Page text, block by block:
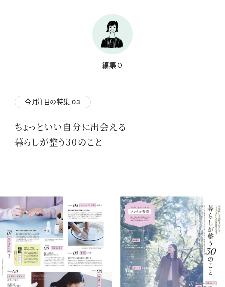
編集O
今月注目の特集 03
ちょっといい自分に出会える
暮らしが整う30のこと